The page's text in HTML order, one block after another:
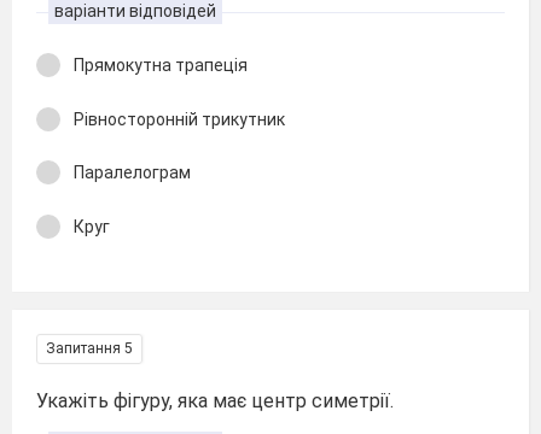
варіанти відповідей
Прямокутна трапеція
Рівносторонній трикутник
Паралелограм
Круг
Запитання 5
Укажіть фігуру, яка має центр симетрії.